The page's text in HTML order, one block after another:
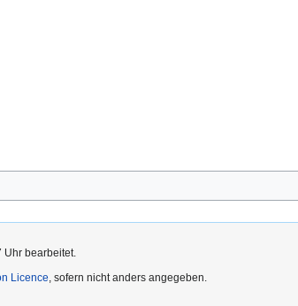
Uhr bearbeitet.
Licence, sofern nicht anders angegeben.